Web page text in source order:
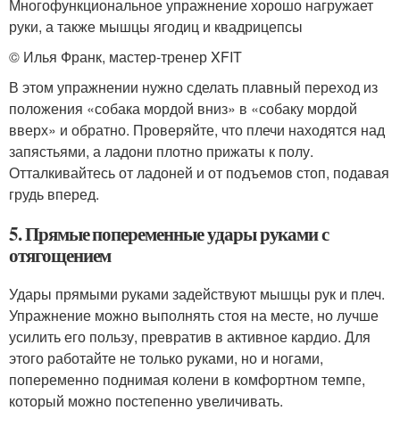
Многофункциональное упражнение хорошо нагружает
руки, а также мышцы ягодиц и квадрицепсы
© Илья Франк, мастер-тренер XFIT
В этом упражнении нужно сделать плавный переход из
положения «собака мордой вниз» в «собаку мордой
вверх» и обратно. Проверяйте, что плечи находятся над
запястьями, а ладони плотно прижаты к полу.
Отталкивайтесь от ладоней и от подъемов стоп, подавая
грудь вперед.
5. Прямые попеременные удары руками с
отягощением
Удары прямыми руками задействуют мышцы рук и плеч.
Упражнение можно выполнять стоя на месте, но лучше
усилить его пользу, превратив в активное кардио. Для
этого работайте не только руками, но и ногами,
попеременно поднимая колени в комфортном темпе,
который можно постепенно увеличивать.